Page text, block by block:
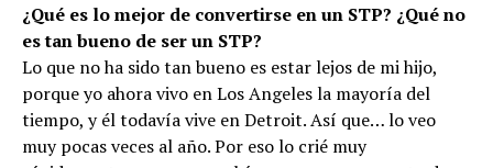
¿Qué es lo mejor de convertirse en un STP? ¿Qué no
es tan bueno de ser un STP?
Lo que no ha sido tan bueno es estar lejos de mi hijo,
porque yo ahora vivo en Los Angeles la mayoría del
tiempo, y él todavía vive en Detroit. Así que… lo veo
muy pocas veces al año. Por eso lo crié muy